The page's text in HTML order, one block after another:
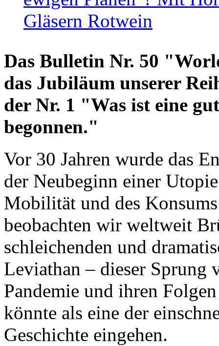
Gläsern Rotwein
Das Bulletin Nr. 50
das Jubiläum unserer
der Nr. 1 "Was ist eine
begonnen."
Vor 30 Jahren wurde das
der Neubeginn einer
Mobilität und des
beobachten wir weltweit
schleichenden und
Leviathan – dieser Sprung
Pandemie und ihren
könnte als eine der
Geschichte eingehen.